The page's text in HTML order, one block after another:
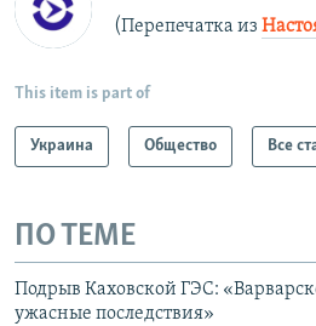
(Перепечатка из
This item is part of
Украина Общество Все
ПО ТЕМЕ
Подрыв Каховской ГЭС:
ужасные последствия»